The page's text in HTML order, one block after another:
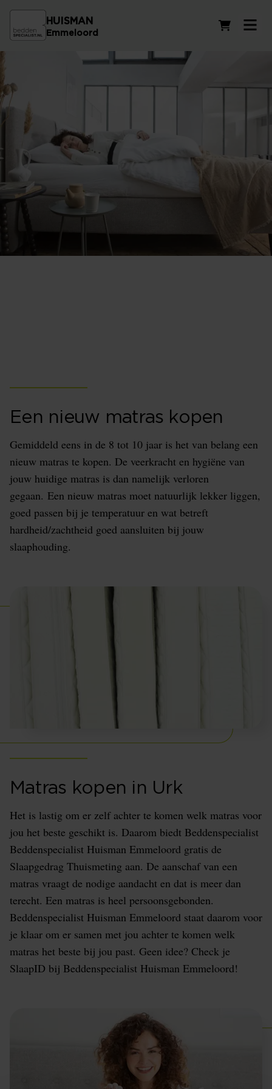
HUISMAN
Emmeloord
Een nieuw matras kopen
Gemiddeld eens in de 8 tot 10 jaar is het van belang een
nieuw matras te kopen. De veerkracht en hygiëne van
jouw huidige matras is dan namelijk verloren
gegaan. Een nieuw matras moet natuurlijk lekker liggen,
goed passen bij je temperatuur en wat betreft
hardheid/zachtheid goed aansluiten bij jouw
slaaphouding.
Matras kopen in Urk
Het is lastig om er zelf achter te komen welk matras voor
jou het beste geschikt is. Daarom biedt Beddenspecialist
Beddenspecialist Huisman Emmeloord gratis de
Slaapgedrag Thuismeting aan. De aanschaf van een
matras vraagt de nodige aandacht en dat is meer dan
terecht. Een matras is heel persoonsgebonden.
Beddenspecialist Huisman Emmeloord staat daarom voor
je klaar om er samen met jou achter te komen welk
matras het beste bij jou past. Geen idee? Check je
SlaapID bij Beddenspecialist Huisman Emmeloord!